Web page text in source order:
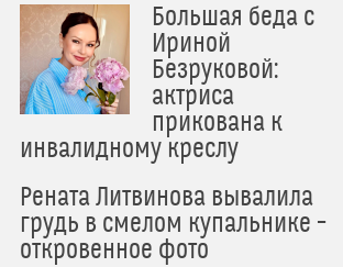
Большая беда с
Ириной
Безруковой:
актриса
прикована к
инвалидному креслу
Рената Литвинова вывалила
грудь в смелом купальнике –
откровенное фото